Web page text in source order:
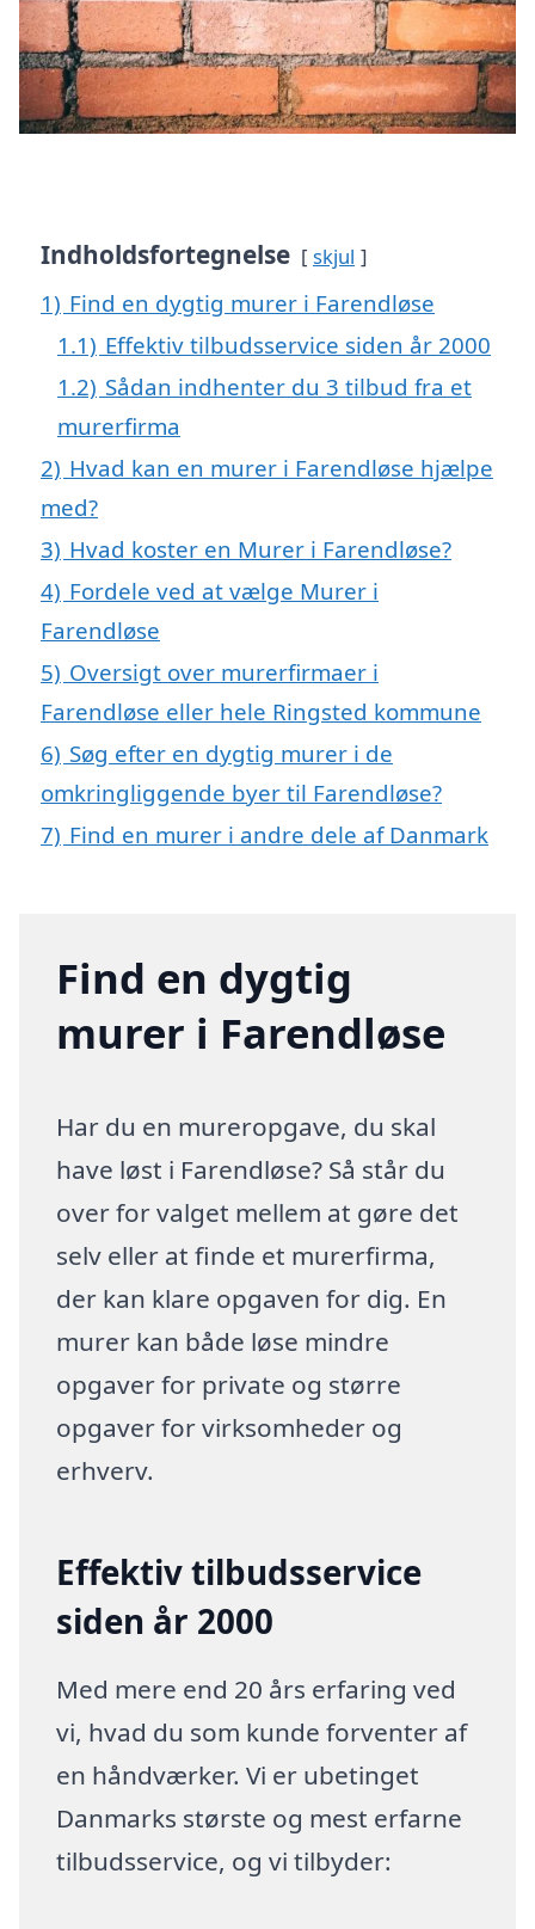
Indholdsfortegnelse skjul
1) Find en dygtig murer i Farendløse
1.1) Effektiv tilbudsservice siden år 2000
1.2) Sådan indhenter du 3 tilbud fra et
murerfirma
2) Hvad kan en murer i Farendløse hjælpe
med?
3) Hvad koster en Murer i Farendløse?
4) Fordele ved at vælge Murer i
Farendløse
5) Oversigt over murerfirmaer i
Farendløse eller hele Ringsted kommune
6) Søg efter en dygtig murer i de
omkringliggende byer til Farendløse?
7) Find en murer i andre dele af Danmark
Find en dygtig
murer i Farendløse
Har du en mureropgave, du skal
have løst i Farendløse? Så står du
over for valget mellem at gøre det
selv eller at finde et murerfirma,
der kan klare opgaven for dig. En
murer kan både løse mindre
opgaver for private og større
opgaver for virksomheder og
erhverv.
Effektiv tilbudsservice
siden år 2000
Med mere end 20 års erfaring ved
vi, hvad du som kunde forventer af
en håndværker. Vi er ubetinget
Danmarks største og mest erfarne
tilbudsservice, og vi tilbyder: